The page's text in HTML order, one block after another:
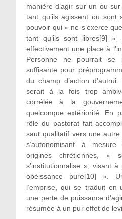
manière d’agir sur un ou
tant qu’ils agissent ou sont
pouvoir qui « ne s’exerce
tant qu’ils sont libres[9] »
effectivement une place à
Personne ne pourrait se
suffisante pour
du champ d’action
serait à la fois trop
corrélée à la
quelconque extériorité. En
rôle du pastorat fait
saut qualitatif vers une
s’autonomisant à
origines chrétiennes, «
s’institutionnalise », visant
obéissance pure[10] ».
l’emprise, qui se traduit en
une perte de puissance
résumée à un pur effet de